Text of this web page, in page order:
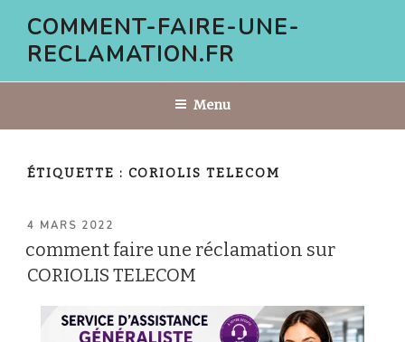
contenu
COMMENT-FAIRE-UNE-
RECLAMATION.FR
Menu
ÉTIQUETTE : CORIOLIS TELECOM
PUBLIÉ
4 MARS 2022
comment faire une réclamation sur
CORIOLIS TELECOM